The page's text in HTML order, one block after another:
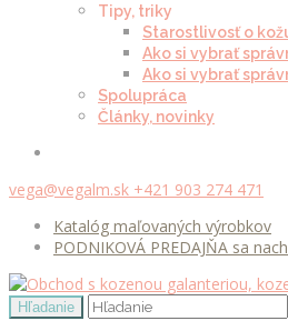
Tipy, triky
Starostlivosť o
Ako si vybrať
Ako si vybrať
Spolupráca
Články, novinky
vega@vegalm.sk +421 903 274 471
Katalóg maľovaných výrobkov
PODNIKOVÁ PREDAJŇA sa